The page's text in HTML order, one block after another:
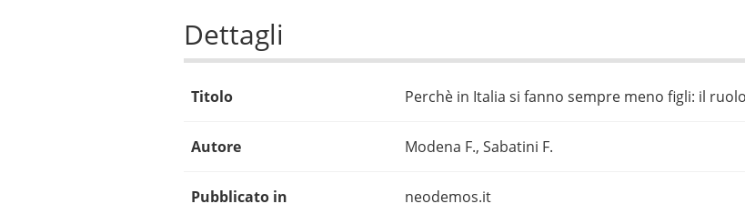
Dettagli
Titolo Perchè in Italia si fanno sempre meno figli: il
Autore Modena F., Sabatini F.
Pubblicato in neodemos.it